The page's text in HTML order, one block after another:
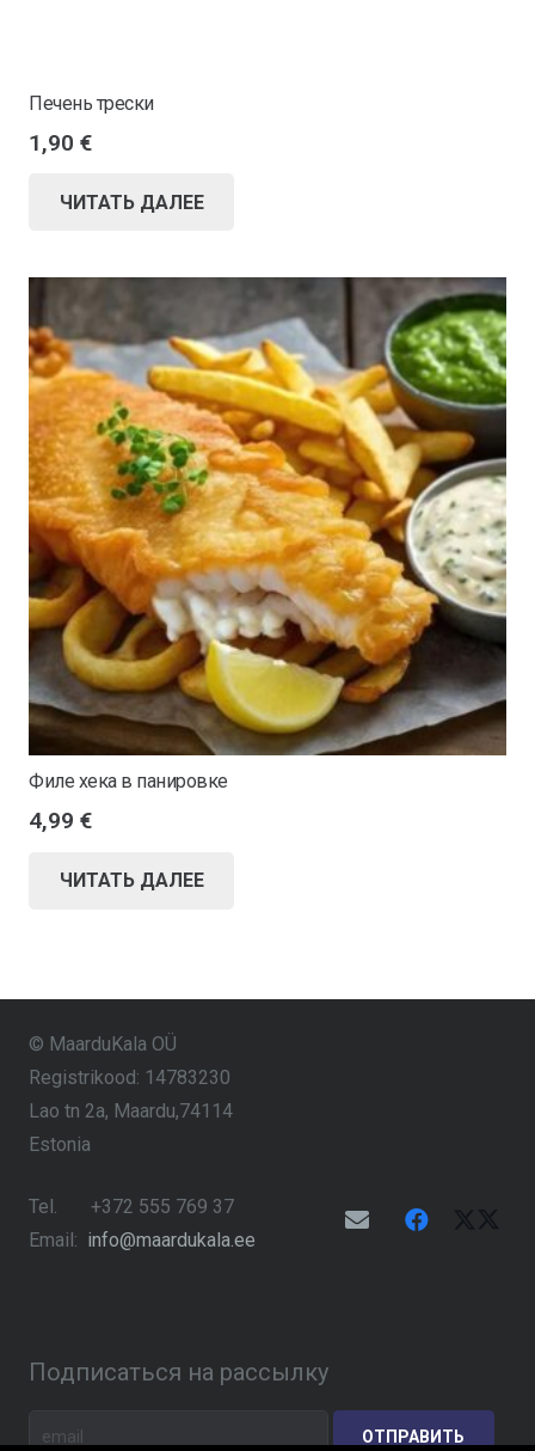
Печень трески
1,90 €
ЧИТАТЬ ДАЛЕЕ
Филе хека в панировке
4,99 €
ЧИТАТЬ ДАЛЕЕ
© MaarduKala OÜ
Registrikood: 14783230
Lao tn 2a, Maardu,74114
Estonia
Tel. +372 555 769 37
Email: info@maardukala.ee
Подписаться на рассылку